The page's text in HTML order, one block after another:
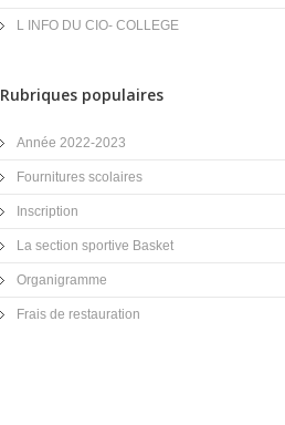
L INFO DU CIO- COLLEGE
Rubriques populaires
Année 2022-2023
Fournitures scolaires
Inscription
La section sportive Basket
Organigramme
Frais de restauration